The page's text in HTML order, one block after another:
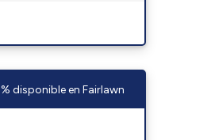
disponible en Fairlawn